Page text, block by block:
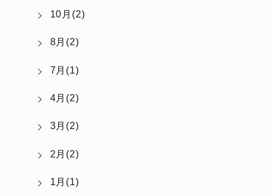
10月(2)
8月(2)
7月(1)
4月(2)
3月(2)
2月(2)
1月(1)